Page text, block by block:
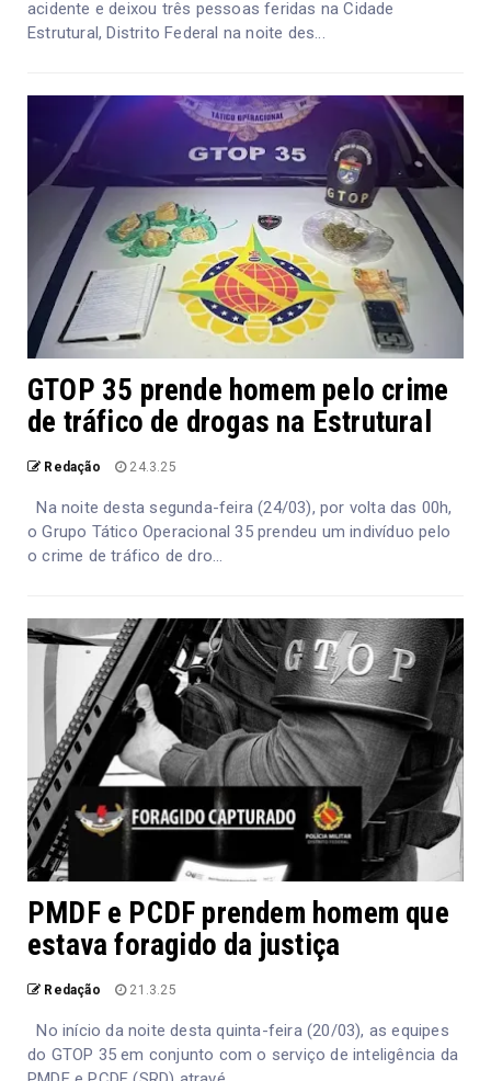
acidente e deixou três pessoas feridas na Cidade
Estrutural, Distrito Federal na noite des...
GTOP 35 prende homem pelo crime
de tráfico de drogas na Estrutural
Redação 24.3.25
Na noite desta segunda-feira (24/03), por volta das 00h,
o Grupo Tático Operacional 35 prendeu um indivíduo pelo
o crime de tráfico de dro...
PMDF e PCDF prendem homem que
estava foragido da justiça
Redação 21.3.25
No início da noite desta quinta-feira (20/03), as equipes
do GTOP 35 em conjunto com o serviço de inteligência da